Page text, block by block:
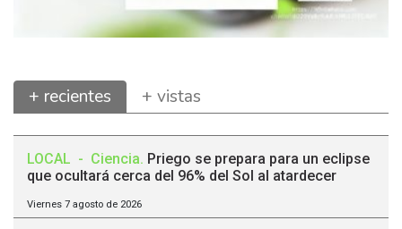
+ recientes + vistas
LOCAL - Ciencia. Priego se prepara para un eclipse
que ocultará cerca del 96% del Sol al atardecer
Viernes 7 agosto de 2026